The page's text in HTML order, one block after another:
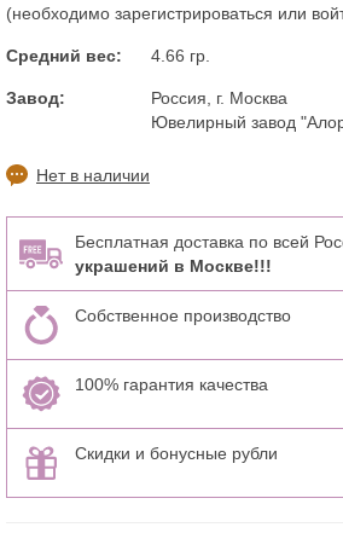
(необходимо зарегистрироваться или
Средний вес: 4.66 гр.
Завод:
Россия, г. Москва
Ювелирный завод
Нет в наличии
Бесплатная доставка по всей
украшений в Москве!!!
Собственное производство
100% гарантия качества
Скидки и бонусные рубли